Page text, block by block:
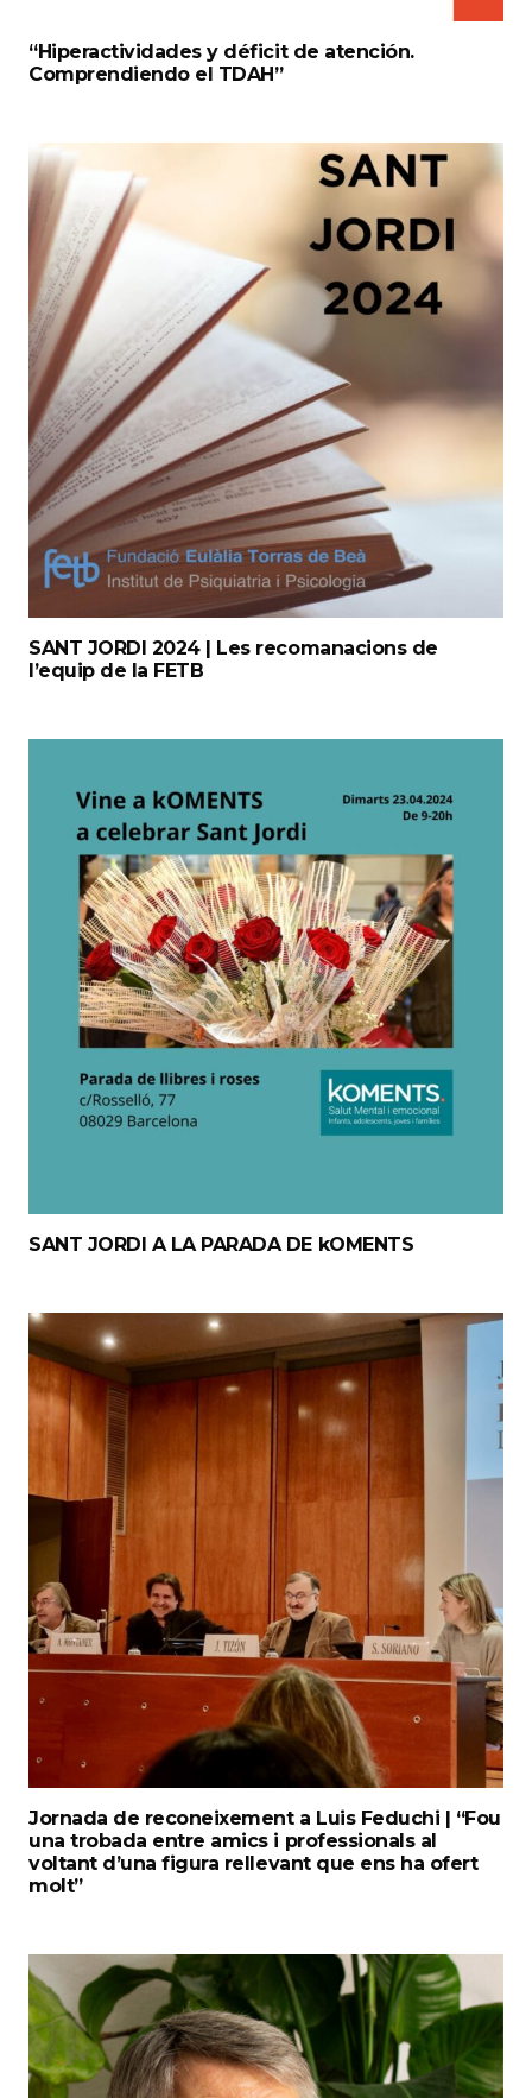
“Hiperactividades y déficit de atención.
Comprendiendo el TDAH”
SANT JORDI 2024 | Les recomanacions de
l’equip de la FETB
SANT JORDI A LA PARADA DE kOMENTS
Jornada de reconeixement a Luis Feduchi | “Fou
una trobada entre amics i professionals al
voltant d’una figura rellevant que ens ha ofert
molt”